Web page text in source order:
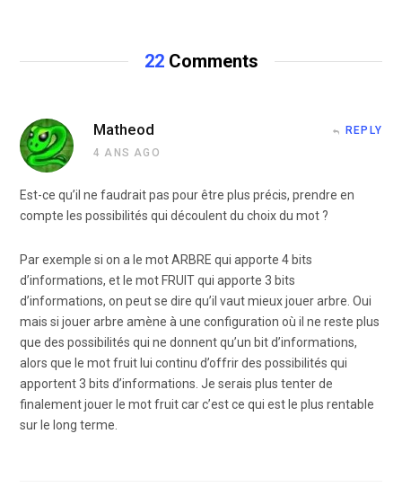
22Comments
Matheod
4 ANS AGO
REPLY
Est-ce qu’il ne faudrait pas pour être plus précis, prendre en
compte les possibilités qui découlent du choix du mot ?
Par exemple si on a le mot ARBRE qui apporte 4 bits
d’informations, et le mot FRUIT qui apporte 3 bits
d’informations, on peut se dire qu’il vaut mieux jouer arbre. Oui
mais si jouer arbre amène à une configuration où il ne reste plus
que des possibilités qui ne donnent qu’un bit d’informations,
alors que le mot fruit lui continu d’offrir des possibilités qui
apportent 3 bits d’informations. Je serais plus tenter de
finalement jouer le mot fruit car c’est ce qui est le plus rentable
sur le long terme.